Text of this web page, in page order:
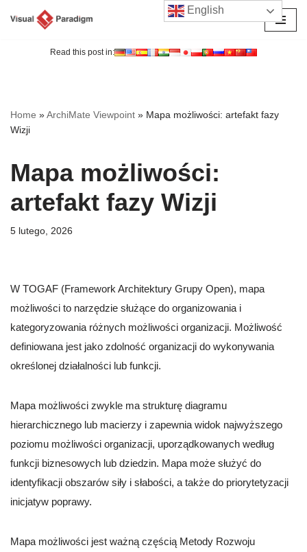
Read this post in:
Home »ArchiMate Viewpoint » Mapa możliwości: artefakt fazy
Wizji
Mapa możliwości:
artefakt fazy Wizji
5 lutego, 2026
W TOGAF (Framework Architektury Grupy Open), mapa
możliwości to narzędzie służące do organizowania i
kategoryzowania różnych możliwości organizacji. Możliwość
definiowana jest jako zdolność organizacji do wykonywania
określonej działalności lub funkcji.
Mapa możliwości zwykle ma strukturę diagramu
hierarchicznego lub macierzy i zapewnia widok najwyższego
poziomu możliwości organizacji, uporządkowanych według
funkcji biznesowych lub dziedzin. Mapa może służyć do
identyfikacji obszarów siły i słabości, a także do priorytetyzacji
inicjatyw poprawy.
Mapa możliwości jest ważną częścią Metody Rozwoju
English